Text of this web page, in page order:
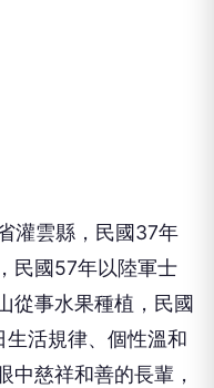
灌雲縣，民國37年
民國57年以陸軍士
從事水果種植，民國
活規律、個性溫和
中慈祥和善的長輩，